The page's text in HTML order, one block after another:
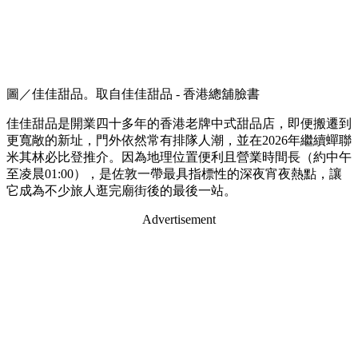
圖／佳佳甜品。取自佳佳甜品 - 香港總舖臉書
佳佳甜品是開業四十多年的香港老牌中式甜品店，即便搬遷到
更寬敞的新址，門外依然常有排隊人潮，並在2026年繼續蟬聯
米其林必比登推介。因為地理位置便利且營業時間長（約中午
至凌晨01:00），是佐敦一帶最具指標性的深夜宵夜熱點，讓
它成為不少旅人逛完廟街後的最後一站。
Advertisement